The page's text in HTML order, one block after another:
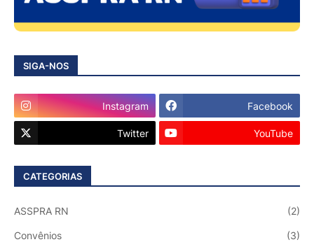
SIGA-NOS
Instagram Facebook
Twitter YouTube
CATEGORIAS
ASSPRA RN (2)
Convênios (3)